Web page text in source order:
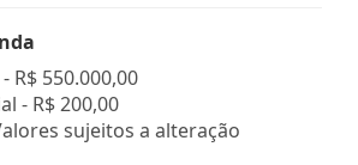
R$ 550.000,00
- R$ 200,00
sujeitos a alteração